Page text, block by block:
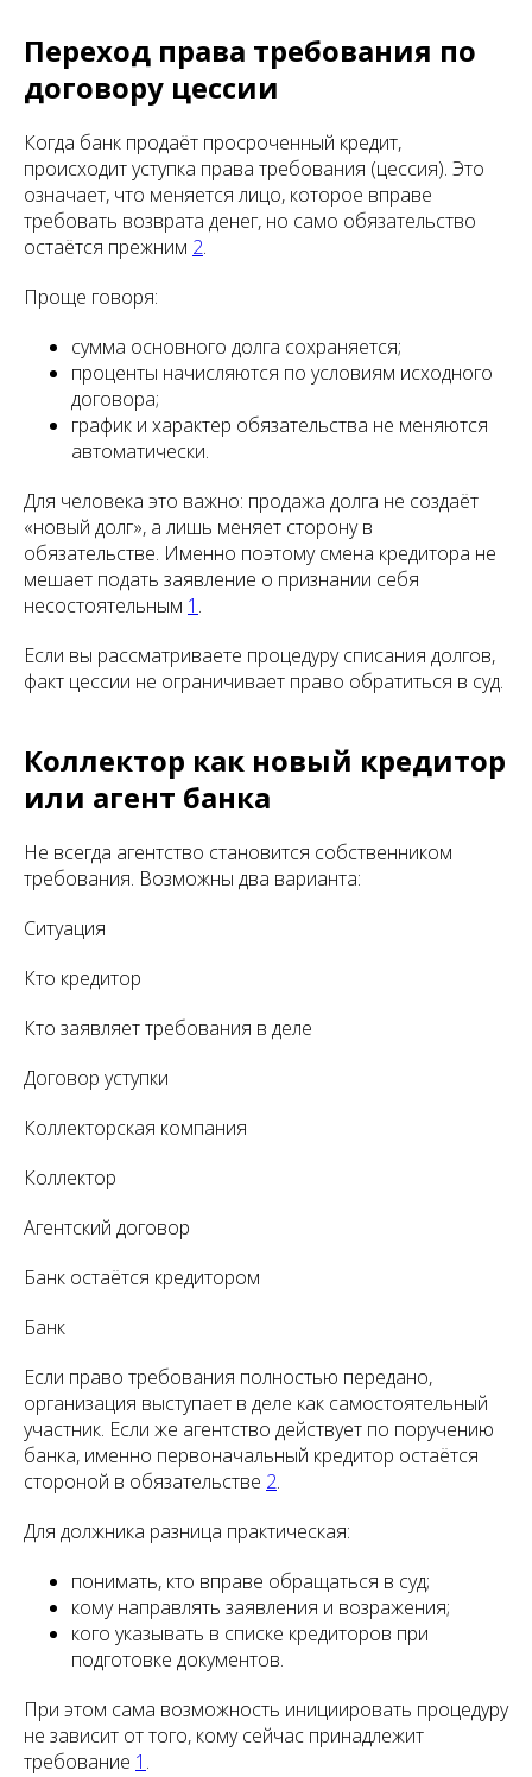
Переход права требования по
договору цессии
Когда банк продаёт просроченный кредит,
происходит уступка права требования (цессия). Это
означает, что меняется лицо, которое вправе
требовать возврата денег, но само обязательство
остаётся прежним 2.
Проще говоря:
сумма основного долга сохраняется;
проценты начисляются по условиям исходного
договора;
график и характер обязательства не меняются
автоматически.
Для человека это важно: продажа долга не создаёт
«новый долг», а лишь меняет сторону в
обязательстве. Именно поэтому смена кредитора не
мешает подать заявление о признании себя
несостоятельным 1 .
Если вы рассматриваете процедуру списания долгов,
факт цессии не ограничивает право обратиться в суд.
Коллектор как новый кредитор
или агент банка
Не всегда агентство становится собственником
требования. Возможны два варианта:
Ситуация
Кто кредитор
Кто заявляет требования в деле
Договор уступки
Коллекторская компания
Коллектор
Агентский договор
Банк остаётся кредитором
Банк
Если право требования полностью передано,
организация выступает в деле как самостоятельный
участник. Если же агентство действует по поручению
банка, именно первоначальный кредитор остаётся
стороной в обязательстве 2.
Для должника разница практическая:
понимать, кто вправе обращаться в суд;
кому направлять заявления и возражения;
кого указывать в списке кредиторов при
подготовке документов.
При этом сама возможность инициировать процедуру
не зависит от того, кому сейчас принадлежит
требование 1 .